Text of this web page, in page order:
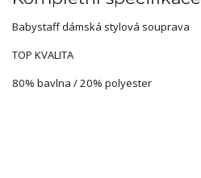
Babystaff dámská stylová souprava
TOP KVALITA
80% bavlna / 20% polyester